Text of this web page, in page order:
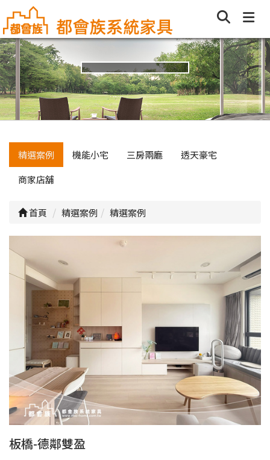
精選案例 機能小宅 三房兩廳
透天豪宅
商家店舖
首頁 精選案例 精選案例
板橋-德鄰雙盈